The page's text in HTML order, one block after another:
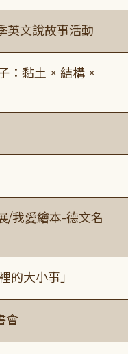
英文說故事活動
：黏土 × 結構 ×
/我愛繪本-德文名
的大小事」
會